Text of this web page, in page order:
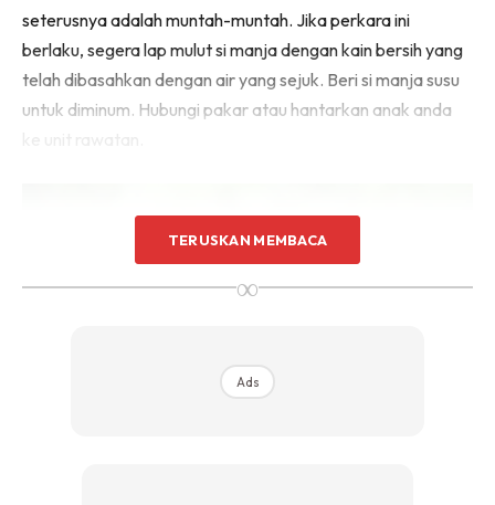
Sentuhan Midas penuh kemewahan dan elegant
untuk kediaman anda.
seterusnya adalah muntah-muntah. Jika perkara ini
berlaku, segera lap mulut si manja dengan kain bersih yang
telah dibasahkan dengan air yang sejuk. Beri si manja susu
untuk diminum. Hubungi pakar atau hantarkan anak anda
TERUSKAN MEMBACA
∞
Ads